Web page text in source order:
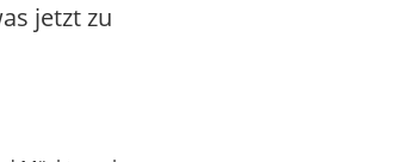
jetzt zu